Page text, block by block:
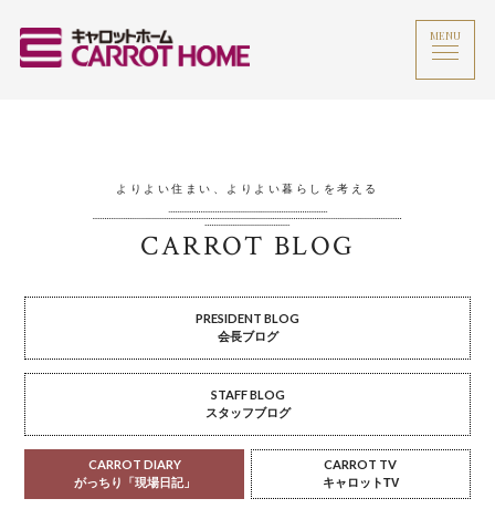
MENU
よりよい住まい、よりよい暮らしを考える
CARROT BLOG
PRESIDENT BLOG
会長ブログ
STAFF BLOG
スタッフブログ
CARROT DIARY
がっちり「現場日記」
CARROT TV
キャロットTV